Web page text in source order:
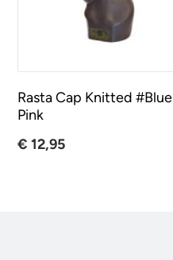
Rasta Cap Knitted #Blue
Pink
€ 12,95